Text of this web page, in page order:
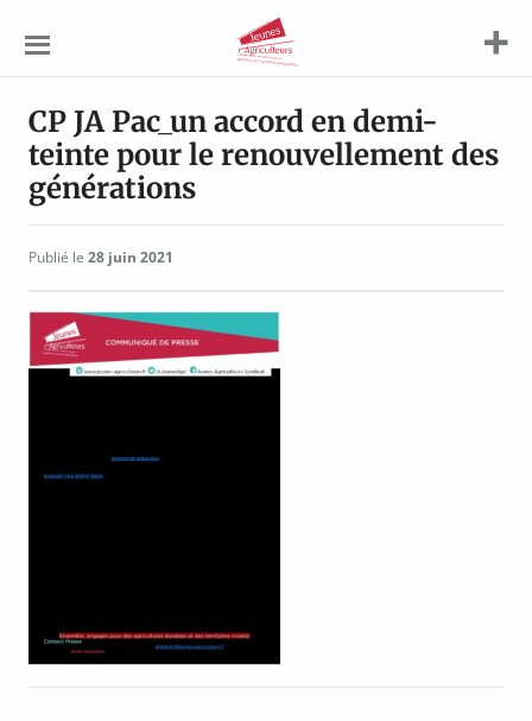
Agriculteurs
CP JA Pac_un accord en demi-
teinte pour le renouvellement des
générations
Publié le 28 juin 2021